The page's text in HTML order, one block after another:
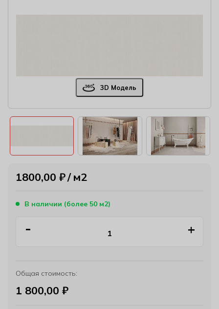
3D Модель
1800,00 ₽ м2
В наличии (более 50 м2)
Общая стоимость:
1 800,00 ₽